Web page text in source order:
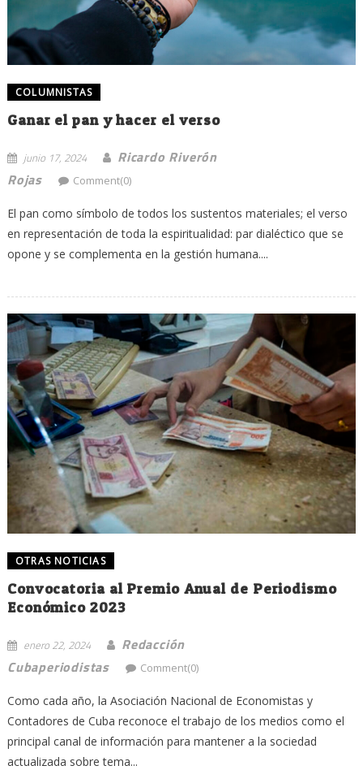
COLUMNISTAS
Ganar el pan y hacer el verso
junio 17, 2024
Ricardo Riverón
Rojas
Comment(0)
El pan como símbolo de todos los sustentos materiales; el verso
en representación de toda la espiritualidad: par dialéctico que se
opone y se complementa en la gestión humana....
OTRAS NOTICIAS
Convocatoria al Premio Anual de Periodismo
Económico 2023
enero 22, 2024
Redacción
Cubaperiodistas
Comment(0)
Como cada año, la Asociación Nacional de Economistas y
Contadores de Cuba reconoce el trabajo de los medios como el
principal canal de información para mantener a la sociedad
actualizada sobre tema...